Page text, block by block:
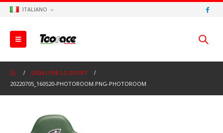
ITALIANO
SEDILI PER LO SPORT
20220705_160520-PHOTOROOM.PNG-PHOTOROOM